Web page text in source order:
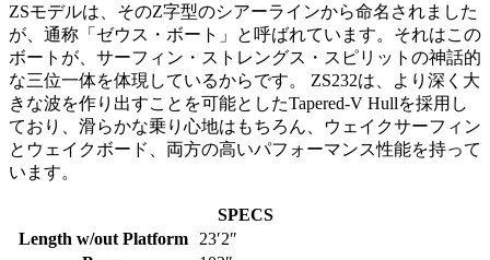
ZSモデルは、そのZ字型のシアーラインから命名されました
が、通称「ゼウス・ボート」と呼ばれています。それはこの
ボートが、サーフィン・ストレングス・スピリットの神話的
な三位一体を体現しているからです。 ZS232は、より深く大
きな波を作り出すことを可能としたTapered‐V Hullを採用し
ており、滑らかな乗り心地はもちろん、ウェイクサーフィン
とウェイクボード、両方の高いパフォーマンス性能を持って
います。
SPECS
Length w/out Platform
23′2″